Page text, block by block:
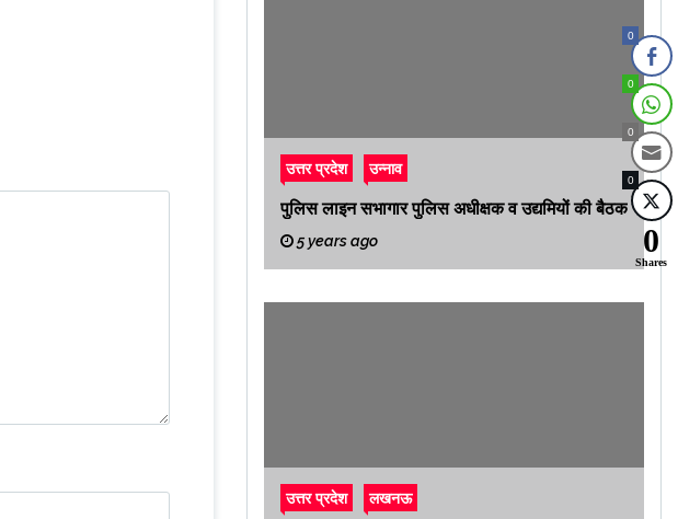
उत्तर प्रदेश उन्नाव
पुलिस लाइन सभागार पुलिस अधीक्षक व उद्यमियों की बैठक
5 years ago
उत्तर प्रदेश लखनऊ
0
0
0
0
0
Shares